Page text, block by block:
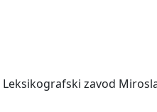
Leksikografski zavod